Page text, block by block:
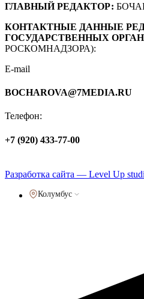
ГЛАВНЫЙ РЕДАКТОР:
КОНТАКТНЫЕ ДАННЫЕ
ГОСУДАРСТВЕННЫХ
РОСКОМНАДЗОРА):
E-mail
BOCHAROVA@7MEDIA.RU
Телефон:
+7 (920) 433-77-00
Разработка сайта — Level Up
Колумбус